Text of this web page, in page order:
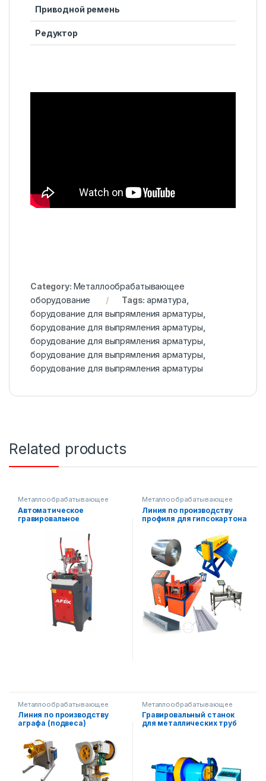
Приводной ремень
Редуктор
Category: Металлообрабатывающее
оборудование
Tags:арматура
борудование для выпрямления арматуры
борудование для выпрямления арматуры
борудование для выпрямления арматуры
борудование для выпрямления арматуры
борудование для выпрямления арматуры
Related products
Металлообрабатывающее
оборудование
Автоматическое
гравировальное
Металлообрабатывающее
оборудование Строительное
оборудование,Готовые
производственные линии
Линия по производству
профиля для гипсокартона
Металлообрабатывающее
оборудование Строительное
оборудование
Линия по производству
аграфа (подвеса)
Металлообрабатывающее
оборудование
Гравировальный станок
для металлических труб